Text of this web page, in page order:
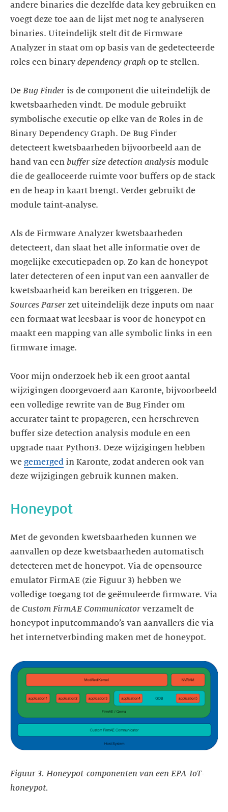
andere binaries die dezelfde data key gebruiken en
voegt deze toe aan de lijst met nog te analyseren
binaries. Uiteindelijk stelt dit de Firmware
Analyzer in staat om op basis van de gedetecteerde
roles een binary dependency graph op te stellen.
De Bug Finder is de component die uiteindelijk de
kwetsbaarheden vindt. De module gebruikt
symbolische executie op elke van de Roles in de
Binary Dependency Graph. De Bug Finder
detecteert kwetsbaarheden bijvoorbeeld aan de
hand van een buffer size detection analysis module
die de gealloceerde ruimte voor buffers op de stack
en de heap in kaart brengt. Verder gebruikt de
module taint-analyse.
Als de Firmware Analyzer kwetsbaarheden
detecteert, dan slaat het alle informatie over de
mogelijke executiepaden op. Zo kan de honeypot
later detecteren of een input van een aanvaller de
kwetsbaarheid kan bereiken en triggeren. De
Sources Parser zet uiteindelijk deze inputs om naar
een formaat wat leesbaar is voor de honeypot en
maakt een mapping van alle symbolic links in een
firmware image.
Voor mijn onderzoek heb ik een groot aantal
wijzigingen doorgevoerd aan Karonte, bijvoorbeeld
een volledige rewrite van de Bug Finder om
accurater taint te propageren, een herschreven
buffer size detection analysis module en een
upgrade naar Python3. Deze wijzigingen hebben
we gemerged in Karonte, zodat anderen ook van
Met de gevonden kwetsbaarheden kunnen we
aanvallen op deze kwetsbaarheden automatisch
detecteren met de honeypot. Via de opensource
emulator FirmAE (zie Figuur 3) hebben we
volledige toegang tot de geëmuleerde firmware. Via
de Custom FirmAE Communicator verzamelt de
honeypot inputcommando’s van aanvallers die via
Figuur 3. Honeypot-componenten van een EPA-IoT-
honeypot.